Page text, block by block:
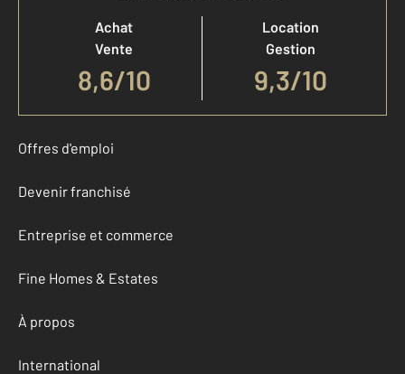
Achat
Vente
8,6/10
Location
Gestion
9,3/10
Offres d'emploi
Devenir franchisé
Entreprise et commerce
Fine Homes & Estates
À propos
International